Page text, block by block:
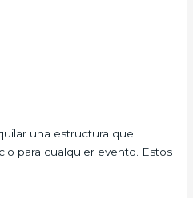
una estructura que
para cualquier evento. Estos